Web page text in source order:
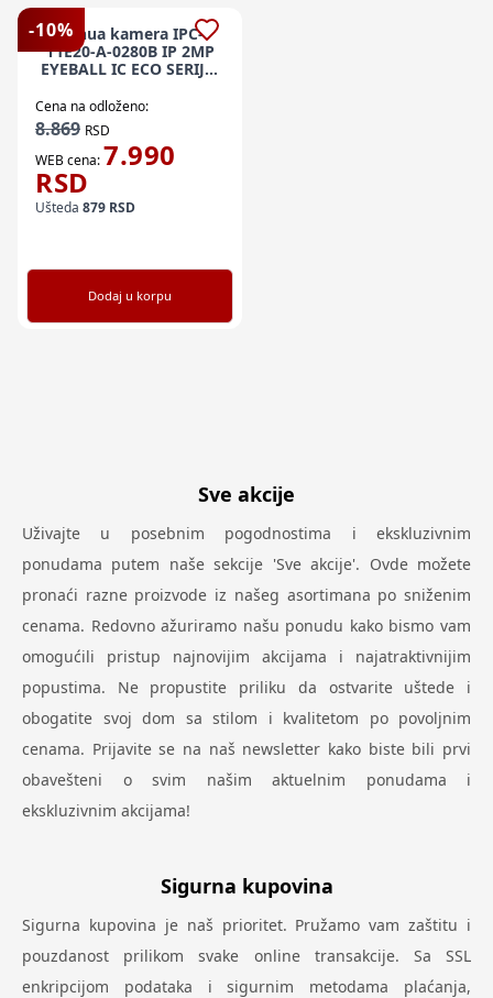
-10%
Dahua kamera IPC-
T1E20-A-0280B IP 2MP
EYEBALL IC ECO SERIJA;
MIKROFON; IP67
Cena na odloženo:
8.869 RSD
WEB cena:7.990
RSD
Ušteda 879 RSD
Dodaj u korpu
Sve akcije
Uživajte u posebnim pogodnostima i ekskluzivnim
ponudama putem naše sekcije 'Sve akcije'. Ovde možete
pronaći razne proizvode iz našeg asortimana po sniženim
cenama. Redovno ažuriramo našu ponudu kako bismo vam
omogućili pristup najnovijim akcijama i najatraktivnijim
popustima. Ne propustite priliku da ostvarite uštede i
obogatite svoj dom sa stilom i kvalitetom po povoljnim
cenama. Prijavite se na naš newsletter kako biste bili prvi
obavešteni o svim našim aktuelnim ponudama i
ekskluzivnim akcijama!
Sigurna kupovina
Sigurna kupovina je naš prioritet. Pružamo vam zaštitu i
pouzdanost prilikom svake online transakcije. Sa SSL
enkripcijom podataka i sigurnim metodama plaćanja,